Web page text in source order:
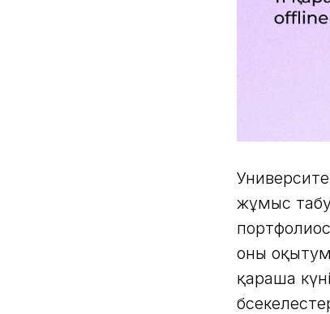
жұмыс табу
оны
қараша